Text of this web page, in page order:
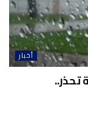
أخبار
تحذر..